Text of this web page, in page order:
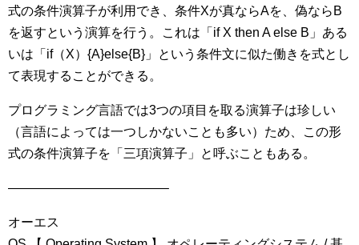
式の条件演算子が利用でき、条件Xが真ならAを、偽ならB
を返すという演算を行う。これは「if X then A else B」ある
いは「if（X）{A}else{B}」という条件文に似た働きを式とし
て表現することができる。
プログラミング言語では3つの項目を取る演算子は珍しい
（言語によっては一つしかないことも多い）ため、この形
式の条件演算子を「三項演算子」と呼ぶこともある。
————————————–
オーエス